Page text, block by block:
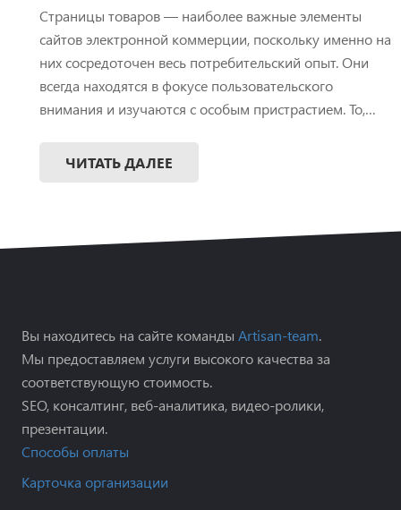
Страницы товаров — наиболее важные элементы
сайтов электронной коммерции, поскольку именно на
них сосредоточен весь потребительский опыт. Они
всегда находятся в фокусе пользовательского
внимания и изучаются с особым пристрастием. То,…
ЧИТАТЬ ДАЛЕЕ
Вы находитесь на сайте команды Artisan-team.
Мы предоставляем услуги высокого качества за
соответствующую стоимость.
SEO, консалтинг, веб-аналитика, видео-ролики,
презентации.
Способы оплаты
Карточка организации